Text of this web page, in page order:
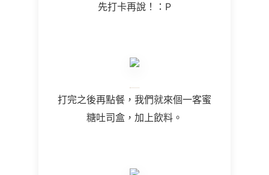
先打卡再說！：P
打完之後再點餐，我們就來個一客蜜
糖吐司盒，加上飲料。